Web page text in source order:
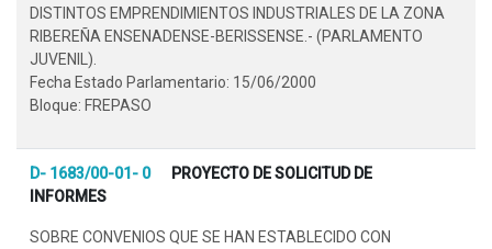
DISTINTOS EMPRENDIMIENTOS INDUSTRIALES DE LA ZONA
RIBEREÑA ENSENADENSE-BERISSENSE.- (PARLAMENTO
JUVENIL).
Fecha Estado Parlamentario: 15/06/2000
Bloque: FREPASO
D- 1683/00-01- 0
PROYECTO DE SOLICITUD DE
INFORMES
SOBRE CONVENIOS QUE SE HAN ESTABLECIDO CON